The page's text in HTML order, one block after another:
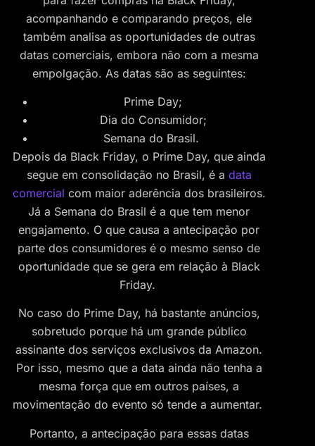
acompanhando e comparando preços, ele
também analisa as oportunidades de outras
datas comerciais, embora não com a mesma
empolgação. As datas são as seguintes:
Prime Day;
Dia do Consumidor;
Semana do Brasil.
Depois da Black Friday, o Prime Day, que ainda
segue em consolidação no Brasil, é a data
comercial com maior aderência dos brasileiros.
Já a Semana do Brasil é a que tem menor
engajamento. O que causa a antecipação por
parte dos consumidores é o mesmo senso de
oportunidade que se gera em relação à Black
Friday.
No caso do Prime Day, há bastante anúncios,
sobretudo porque há um grande público
assinante dos serviços exclusivos da Amazon.
Por isso, mesmo que a data ainda não tenha a
mesma força que em outros países, a
movimentação do evento só tende a aumentar.
Portanto, a antecipação para essas datas